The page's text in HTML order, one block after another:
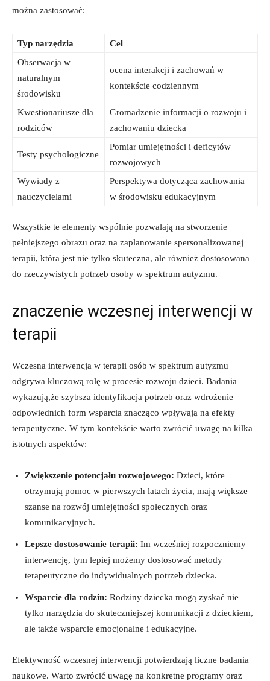
można zastosować:
Typ narzędzia
Cel
Obserwacja w
naturalnym
środowisku
ocena interakcji i zachowań w
kontekście codziennym
Kwestionariusze dla
rodziców
Gromadzenie informacji o rozwoju i
zachowaniu dziecka
Testy psychologiczne
Pomiar umiejętności i deficytów
rozwojowych
Wywiady z
nauczycielami
Perspektywa dotycząca zachowania
w środowisku edukacyjnym
Wszystkie te elementy wspólnie pozwalają na stworzenie
pełniejszego obrazu oraz na zaplanowanie spersonalizowanej
terapii, która jest nie tylko skuteczna, ale również dostosowana
do rzeczywistych potrzeb osoby w spektrum autyzmu.
znaczenie wczesnej interwencji w
terapii
Wczesna interwencja w terapii osób w spektrum autyzmu
odgrywa kluczową rolę w procesie rozwoju dzieci. Badania
wykazują,że szybsza identyfikacja potrzeb oraz wdrożenie
odpowiednich form wsparcia znacząco wpływają na efekty
terapeutyczne. W tym kontekście warto zwrócić uwagę na kilka
istotnych aspektów:
Zwiększenie potencjału rozwojowego: Dzieci, które
otrzymują pomoc w pierwszych latach życia, mają większe
szanse na rozwój umiejętności społecznych oraz
komunikacyjnych.
Lepsze dostosowanie terapii: Im wcześniej rozpoczniemy
interwencję, tym lepiej możemy dostosować metody
terapeutyczne do indywidualnych potrzeb dziecka.
Wsparcie dla rodzin: Rodziny dziecka mogą zyskać nie
tylko narzędzia do skuteczniejszej komunikacji z dzieckiem,
ale także wsparcie emocjonalne i edukacyjne.
Efektywność wczesnej interwencji potwierdzają liczne badania
naukowe. Warto zwrócić uwagę na konkretne programy oraz